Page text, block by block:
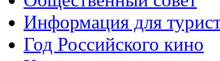
Информация для
Год Российского кино